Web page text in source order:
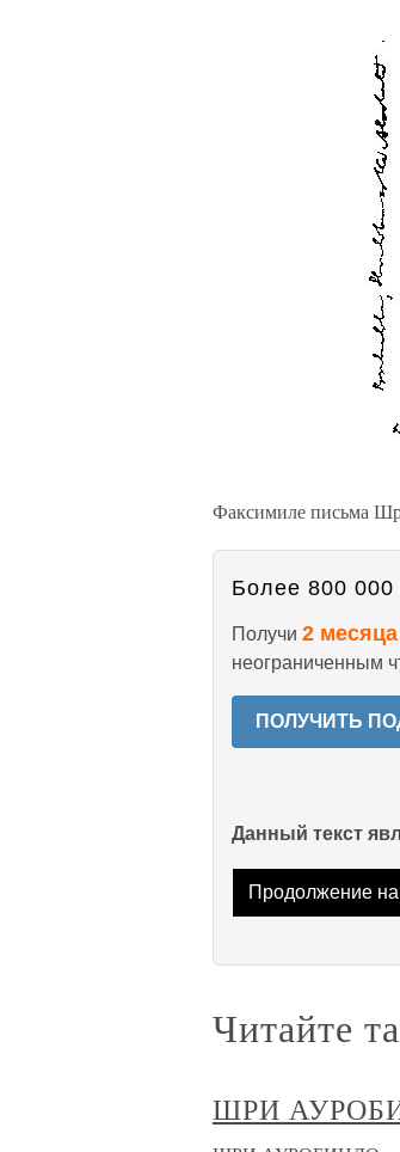
Факсимиле письма
Более 800 000
Получи 2
неограниченным
ПОЛУЧИТЬ
Данный текст
Продолжение
Читайте
ШРИ